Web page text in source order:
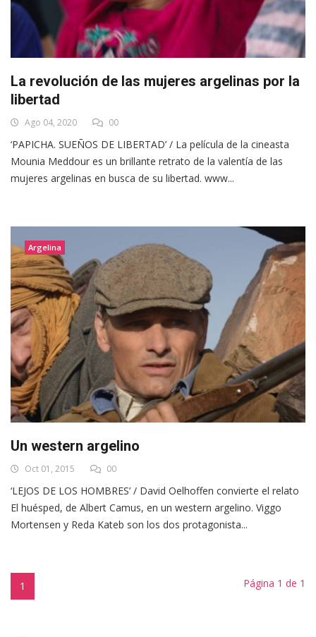
La revolución de las mujeres argelinas por la
libertad
Ago 04, 2020 00
‘PAPICHA. SUEÑOS DE LIBERTAD’ / La película de la cineasta
Mounia Meddour es un brillante retrato de la valentía de las
mujeres argelinas en busca de su libertad. www...
Argelina
Un western argelino
Oct 01, 2015 00
‘LEJOS DE LOS HOMBRES’ / David Oelhoffen convierte el relato
El huésped, de Albert Camus, en un western argelino. Viggo
Mortensen y Reda Kateb son los dos protagonista...
1 Página 1 de 1